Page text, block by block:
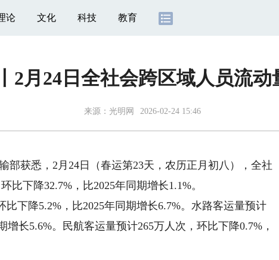
论 文化 科技 教育
2月24日全社会跨区域人员流
来源： 光明网 2026-02-24 15:46
部获悉，2月24日（春运第23天，农历正月初八），全社
比下降32.7%，比2025年同期增长1.1%。
下降5.2%，比2025年同期增长6.7%。水路客运量预计
增长5.6%。民航客运量预计265万人次，环比下降0.7%，